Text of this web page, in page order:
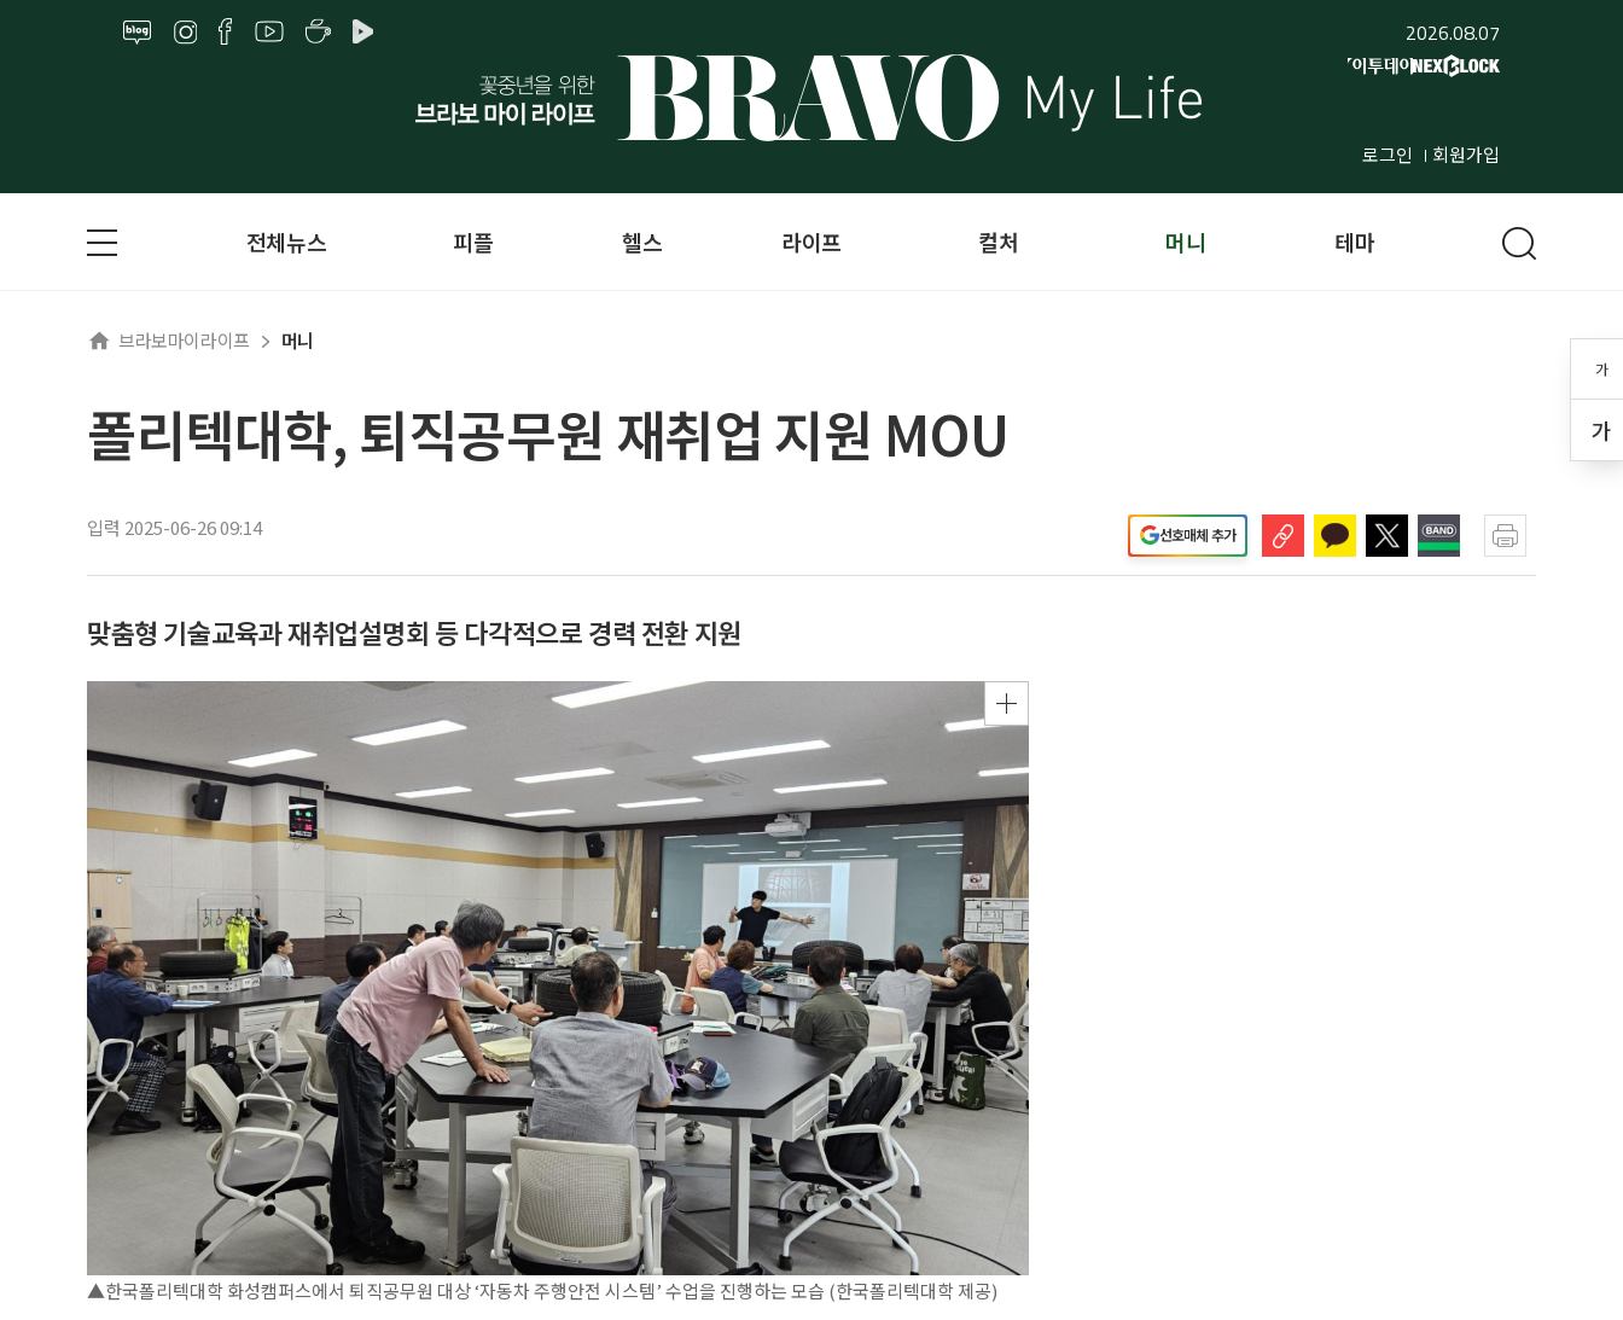
2026.08.07
로그인 회원가입
가
가
전체뉴스 피플 헬스 라이프 컬처 머니 테마
브라보마이라이프 머니
폴리텍대학, 퇴직공무원 재취업 지원 MOU
입력 2025-06-26 09:14 선호매체 추가
맞춤형 기술교육과 재취업설명회 등 다각적으로 경력 전환 지원
▲한국폴리텍대학 화성캠퍼스에서 퇴직공무원 대상 ‘자동차 주행안전 시스템’ 수업을 진행하는 모습 (한국폴리텍대학 제공)